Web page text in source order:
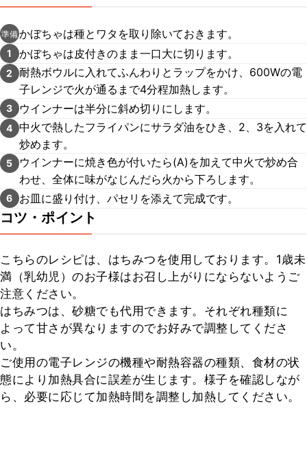
準備かぼちゃは種とワタを取り除いておきます。
1 かぼちゃは皮付きのまま一口大に切ります。
2
耐熱ボウルに入れてふんわりとラップをかけ、600Wの電
子レンジで火が通るまで4分程加熱します。
3 ウインナーは半分に斜め切りにします。
4 中火で熱したフライパンにサラダ油をひき、2、3を入れて
炒めます。
5
ウインナーに焼き色が付いたら(A)を加えて中火で炒め合
わせ、全体に味がなじんだら火から下ろします。
6 お皿に盛り付け、パセリを添えて完成です。
コツ・ポイント
こちらのレシピは、はちみつを使用しております。1歳未
満（乳幼児）のお子様はお召し上がりにならないようご
注意ください。
はちみつは、砂糖でも代用できます。それぞれ種類に
よって甘さが異なりますのでお好みで調整してくださ
い。
ご使用の電子レンジの機種や耐熱容器の種類、食材の状
態により加熱具合に誤差が生じます。様子を確認しなが
ら、必要に応じて加熱時間を調整し加熱してください。